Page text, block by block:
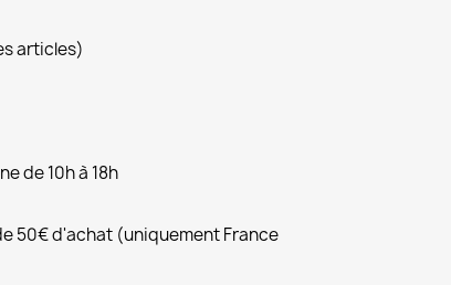
articles)
de 10h à 18h
50€ d'achat (uniquement France